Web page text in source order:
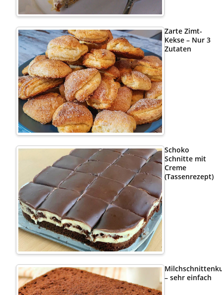
Zarte Zimt-
Kekse – Nur 3
Zutaten
Schoko
Schnitte mit
Creme
(Tassenrezept)
– sehr einfach